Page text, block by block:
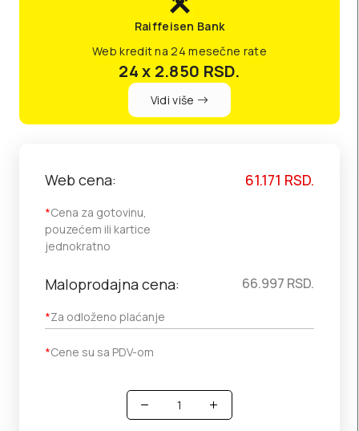
Raiffeisen Bank
Web kredit na 24 mesečne rate
24 x 2.850 RSD.
Vidi više
Web cena:
*Cena za gotovinu,
pouzećem ili kartice
jednokratno
61.171 RSD.
Maloprodajna cena:
*Za odloženo plaćanje
66.997 RSD.
*Cene su sa PDV-om
Količina